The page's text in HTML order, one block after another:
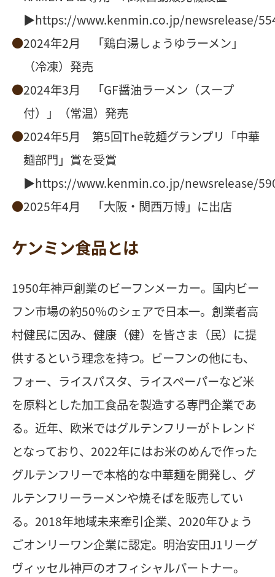
▶https://www.kenmin.co.jp/newsrelease/
2024年2月 「鶏白湯しょうゆラーメン」
（冷凍）発売
2024年3月 「GF醤油ラーメン（スープ
付）」（常温）発売
2024年5月 第5回The乾麺グランプリ「中華
麺部門」賞を受賞
▶https://www.kenmin.co.jp/newsrelease/
2025年4月 「大阪・関西万博」に出店
ケンミン食品とは
1950年神戸創業のビーフンメーカー。国内ビー
フン市場の約50％のシェアで日本一。創業者高
村健民に因み、健康（健）を皆さま（民）に提
供するという理念を持つ。ビーフンの他にも、
フォー、ライスパスタ、ライスペーパーなど米
を原料とした加工食品を製造する専門企業であ
る。近年、欧米ではグルテンフリーがトレンド
となっており、2022年にはお米のめんで作った
グルテンフリーで本格的な中華麺を開発し、グ
ルテンフリーラーメンや焼そばを販売してい
る。2018年地域未来牽引企業、2020年ひょう
ごオンリーワン企業に認定。明治安田J1リーグ
ヴィッセル神戸のオフィシャルパートナー。